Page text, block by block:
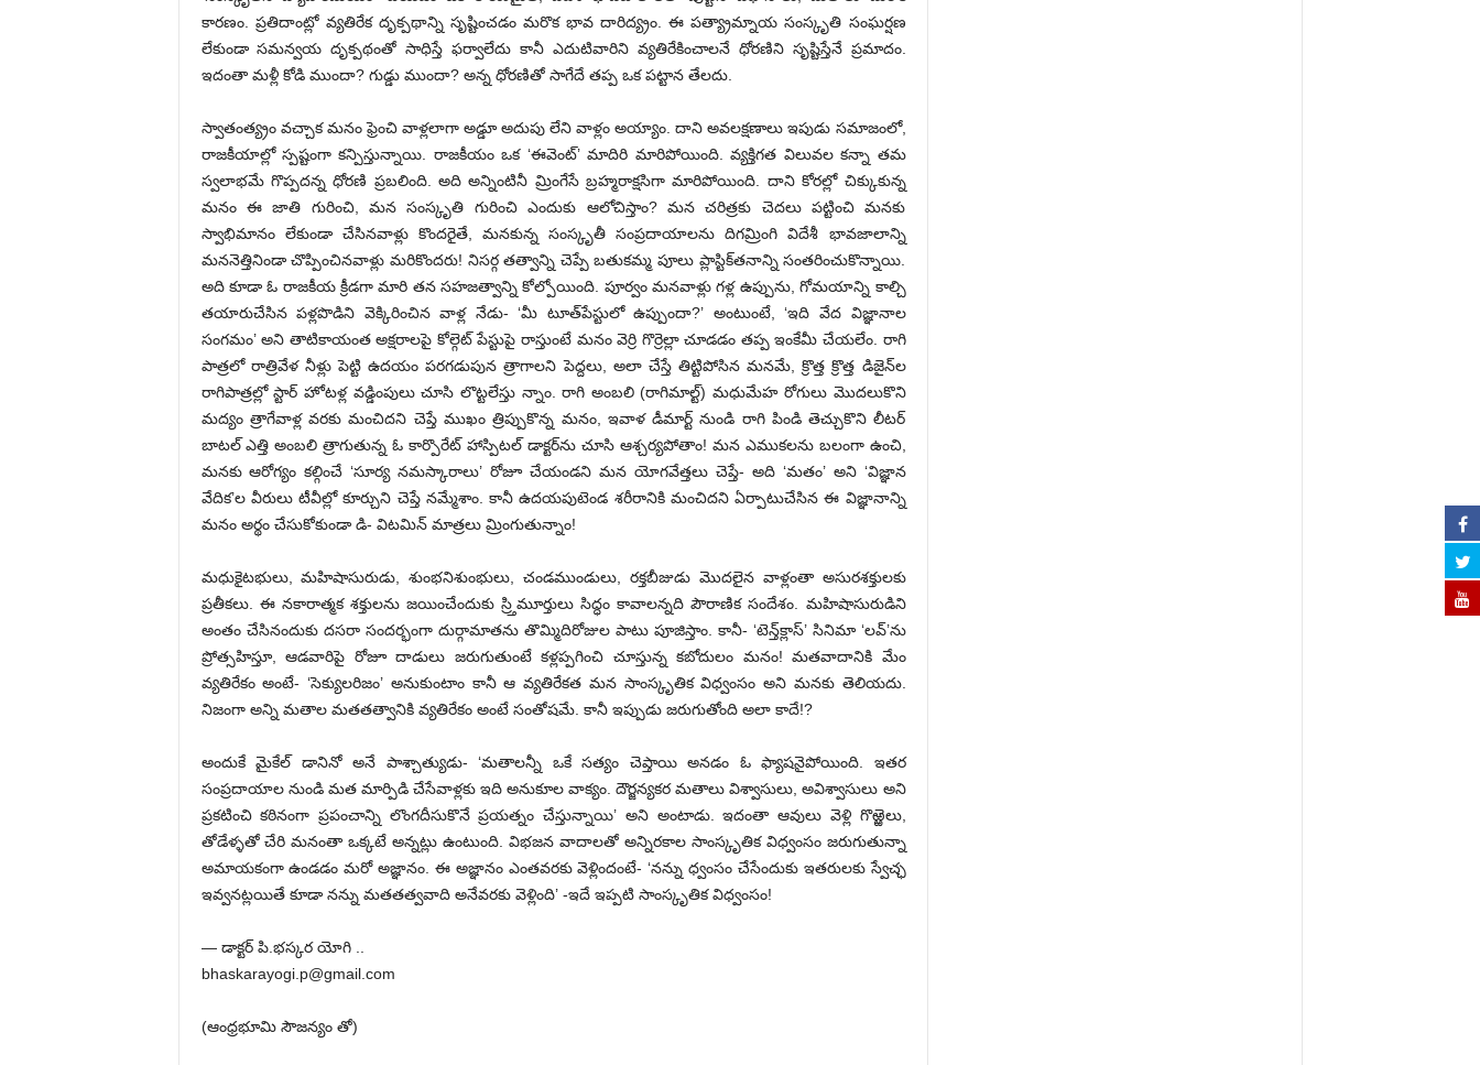
కారణం. ప్రతిదాంట్లో వ్యతిరేక దృక్పథాన్ని సృష్టించడం మరొక భావ దారిద్య్రం. ఈ పత్య్రామ్నాయ సంస్కృతి సంఘర్షణ
లేకుండా సమన్వయ దృక్పథంతో సాధిస్తే ఫర్వాలేదు కానీ ఎదుటివారిని వ్యతిరేకించాలనే ధోరణిని సృష్టిస్తేనే ప్రమాదం.
ఇదంతా మళ్లీ కోడి ముందా? గుడ్డు ముందా? అన్న ధోరణితో సాగేదే తప్ప ఒక పట్టాన తేలదు.
స్వాతంత్య్రం వచ్చాక మనం ఫ్రెంచి వాళ్లలాగా అడ్డూ అదుపు లేని వాళ్లం అయ్యాం. దాని అవలక్షణాలు ఇపుడు సమాజంలో,
రాజకీయాల్లో స్పష్టంగా కన్పిస్తున్నాయి. రాజకీయం ఒక ‘ఈవెంట్’ మాదిరి మారిపోయింది. వ్యక్తిగత విలువల కన్నా తమ
స్వలాభమే గొప్పదన్న ధోరణి ప్రబలింది. అది అన్నింటినీ మ్రింగేసే బ్రహ్మరాక్షసిగా మారిపోయింది. దాని కోరల్లో చిక్కుకున్న
మనం ఈ జాతి గురించి, మన సంస్కృతి గురించి ఎందుకు ఆలోచిస్తాం? మన చరిత్రకు చెదలు పట్టించి మనకు
స్వాభిమానం లేకుండా చేసినవాళ్లు కొందరైతే, మనకున్న సంస్కృతీ సంప్రదాయాలను దిగమ్రింగి విదేశీ భావజాలాన్ని
మననెత్తినిండా చొప్పించినవాళ్లు మరికొందరు! నిసర్గ తత్వాన్ని చెప్పే బతుకమ్మ పూలు ప్లాస్టిక్‌తనాన్ని సంతరించుకొన్నాయి.
అది కూడా ఓ రాజకీయ క్రీడగా మారి తన సహజత్వాన్ని కోల్పోయింది. పూర్వం మనవాళ్లు గళ్ల ఉప్పును, గోమయాన్ని కాల్చి
తయారుచేసిన పళ్లపొడిని వెక్కిరించిన వాళ్ల నేడు- ‘మీ టూత్‌పేస్టులో ఉప్పుందా?’ అంటుంటే, ‘ఇది వేద విజ్ఞానాల
సంగమం’ అని తాటికాయంత అక్షరాలపై కోల్గెట్ పేస్టుపై రాస్తుంటే మనం వెర్రి గొర్రెల్లా చూడడం తప్ప ఇంకేమీ చేయలేం. రాగి
పాత్రలో రాత్రివేళ నీళ్లు పెట్టి ఉదయం పరగడుపున త్రాగాలని పెద్దలు, అలా చేస్తే తిట్టిపోసిన మనమే, క్రొత్త క్రొత్త డిజైన్‌ల
రాగిపాత్రల్లో స్టార్ హోటళ్ల వడ్డింపులు చూసి లొట్టలేస్తు న్నాం. రాగి అంబలి (రాగిమాల్ట్) మధుమేహ రోగులు మొదలుకొని
మద్యం త్రాగేవాళ్ల వరకు మంచిదని చెప్తే ముఖం త్రిప్పుకొన్న మనం, ఇవాళ డీమార్ట్ నుండి రాగి పిండి తెచ్చుకొని లీటర్
బాటల్ ఎత్తి అంబలి త్రాగుతున్న ఓ కార్పొరేట్ హాస్పిటల్ డాక్టర్‌ను చూసి ఆశ్చర్యపోతాం! మన ఎముకలను బలంగా ఉంచి,
మనకు ఆరోగ్యం కల్గించే ‘సూర్య నమస్కారాలు’ రోజూ చేయండని మన యోగవేత్తలు చెప్తే- అది ‘మతం’ అని ‘విజ్ఞాన
వేదిక’ల వీరులు టీవీల్లో కూర్చుని చెప్తే నమ్మేశాం. కానీ ఉదయపుటెండ శరీరానికి మంచిదని ఏర్పాటుచేసిన ఈ విజ్ఞానాన్ని
మనం అర్థం చేసుకోకుండా డి- విటమిన్ మాత్రలు మ్రింగుతున్నాం!
మధుకైటభులు, మహిషాసురుడు, శుంభనిశుంభులు, చండముండులు, రక్తబీజుడు మొదలైన వాళ్లంతా అసురశక్తులకు
ప్రతీకలు. ఈ నకారాత్మక శక్తులను జయించేందుకు స్ర్తిమూర్తులు సిద్ధం కావాలన్నది పౌరాణిక సందేశం. మహిషాసురుడిని
అంతం చేసినందుకు దసరా సందర్భంగా దుర్గామాతను తొమ్మిదిరోజుల పాటు పూజిస్తాం. కానీ- ‘టెన్త్‌క్లాస్’ సినిమా ‘లవ్’ను
ప్రోత్సహిస్తూ, ఆడవారిపై రోజూ దాడులు జరుగుతుంటే కళ్లప్పగించి చూస్తున్న కబోదులం మనం! మతవాదానికి మేం
వ్యతిరేకం అంటే- ‘సెక్యులరిజం’ అనుకుంటాం కానీ ఆ వ్యతిరేకత మన సాంస్కృతిక విధ్వంసం అని మనకు తెలియదు.
నిజంగా అన్ని మతాల మతతత్వానికి వ్యతిరేకం అంటే సంతోషమే. కానీ ఇప్పుడు జరుగుతోంది అలా కాదే!?
అందుకే మైకేల్ డానినో అనే పాశ్చాత్యుడు- ‘మతాలన్నీ ఒకే సత్యం చెప్తాయి అనడం ఓ ఫ్యాషనైపోయింది. ఇతర
సంప్రదాయాల నుండి మత మార్పిడి చేసేవాళ్లకు ఇది అనుకూల వాక్యం. దౌర్జన్యకర మతాలు విశ్వాసులు, అవిశ్వాసులు అని
ప్రకటించి కఠినంగా ప్రపంచాన్ని లొంగదీసుకొనే ప్రయత్నం చేస్తున్నాయి’ అని అంటాడు. ఇదంతా ఆవులు వెళ్లి గొఱ్ఱెలు,
తోడేళ్ళతో చేరి మనంతా ఒక్కటే అన్నట్లు ఉంటుంది. విభజన వాదాలతో అన్నిరకాల సాంస్కృతిక విధ్వంసం జరుగుతున్నా
అమాయకంగా ఉండడం మరో అజ్ఞానం. ఈ అజ్ఞానం ఎంతవరకు వెళ్లిందంటే- ‘నన్ను ధ్వంసం చేసేందుకు ఇతరులకు స్వేచ్ఛ
ఇవ్వనట్లయితే కూడా నన్ను మతతత్వవాది అనేవరకు వెళ్లింది’ -ఇదే ఇప్పటి సాంస్కృతిక విధ్వంసం!
— డాక్టర్ పి.భస్కర యోగి ..
bhaskarayogi.p@gmail.com
(ఆంధ్రభూమి సౌజన్యం తో)